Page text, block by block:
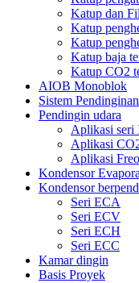
Katup dan
Katup
Katup
Katup baja
Katup CO2
AIOB Monoblok
Sistem
Pendingin udara
Aplikasi
Aplikasi
Aplikasi
Kondensor
Kondensor
Seri ECA
Seri ECV
Seri ECH
Seri ECC
Kamar dingin
Basis Proyek